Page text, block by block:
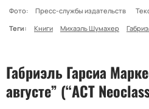
Фото: Пресс-службы издательств
Теги:
Книги Михаэль Шумахер
Габриэль Гарсиа
августе” (“АСТ